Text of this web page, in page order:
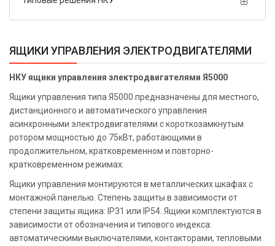
ЯЩИКИ УПРАВЛЕНИЯ ЭЛЕКТРОДВИГАТЕЛЯМИ
НКУ ящики управления электродвигателями Я5000
Ящики управления типа Я5000 предназначены для местного,
дистанционного и автоматического управления
асинхронными электродвигателями с короткозамкнутым
ротором мощностью до 75кВт, работающими в
продолжительном, кратковременном и повторно-
кратковременном режимах.
Ящики управления монтируются в металлических шкафах с
монтажной панелью. Степень защиты в зависимости от
степени защиты ящика: IP31 или IP54. Ящики комплектуются в
зависимости от обозначения и типового индекса:
автоматическими выключателями, контакторами, тепловыми